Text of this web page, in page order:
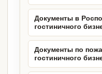
Документы в
гостиничного
Документы по
гостиничного